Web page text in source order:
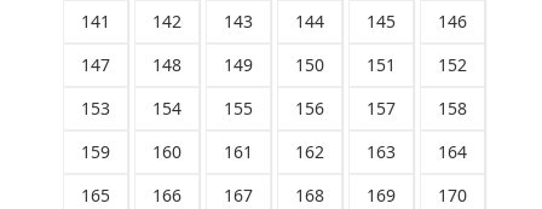
141
142 143 144 145
146
147
148 149 150 151
152
153
154 155 156 157
158
159
160 161 162 163
164
165
166 167 168 169
170